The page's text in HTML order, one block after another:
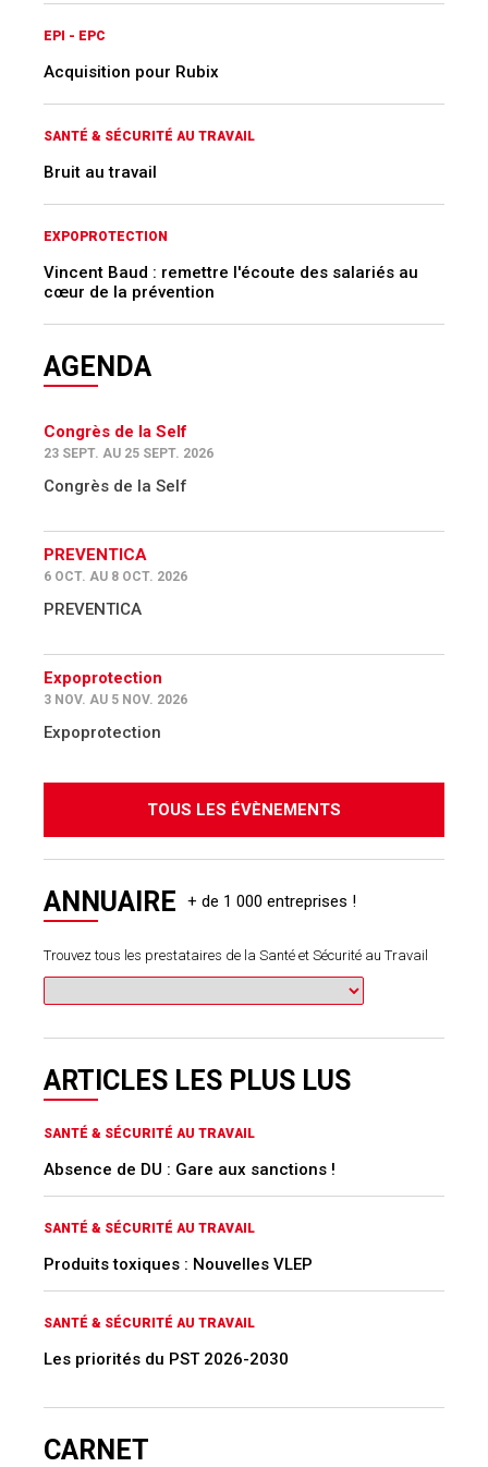
EPI - EPC
Acquisition pour Rubix
SANTÉ & SÉCURITÉ AU TRAVAIL
Bruit au travail
EXPOPROTECTION
Vincent Baud : remettre l'écoute des salariés au
cœur de la prévention
AGENDA
Congrès de la Self
23 SEPT. AU 25 SEPT. 2026
Congrès de la Self
PREVENTICA
6 OCT. AU 8 OCT. 2026
PREVENTICA
Expoprotection
3 NOV. AU 5 NOV. 2026
Expoprotection
TOUS LES ÉVÈNEMENTS
ANNUAIRE
Trouvez tous les prestataires de la Santé et Sécurité au Travail
ARTICLES LES PLUS LUS
SANTÉ & SÉCURITÉ AU TRAVAIL
Absence de DU : Gare aux sanctions !
SANTÉ & SÉCURITÉ AU TRAVAIL
Produits toxiques : Nouvelles VLEP
SANTÉ & SÉCURITÉ AU TRAVAIL
Les priorités du PST 2026-2030
CARNET